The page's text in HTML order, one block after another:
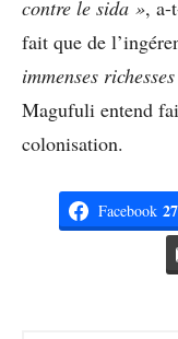
contre le sida », a-
fait que de
immenses
Magufuli entend
colonisation.
Facebook